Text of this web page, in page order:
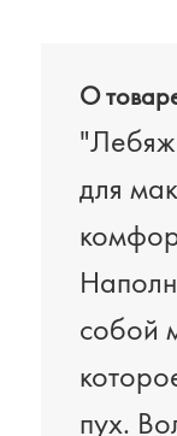
О
для
собой
пух.